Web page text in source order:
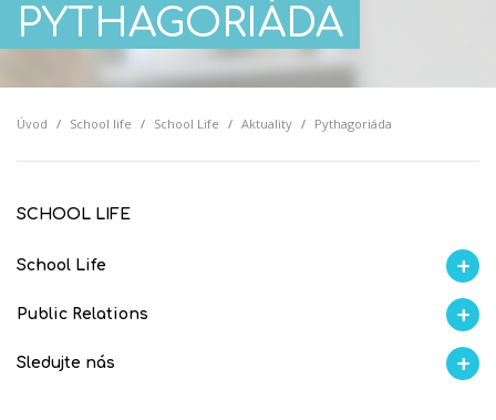
PYTHAGORIÁDA
Úvod School life School Life Aktuality Pythagoriáda
SCHOOL LIFE
School Life
Aktuality Proběhlo na GMVV AI Ambasador
Public Relations
Školní magazín REFRESH Soutěže
Sledujte nás